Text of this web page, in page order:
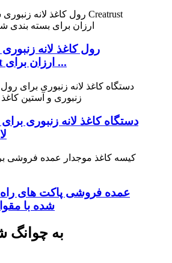
رول کاغذ لانه
Creatrust ارزان برای ...
دستگاه کاغذ لانه زنبوری
عمده فروشی پاکت های راه
شده با
به چوانگ